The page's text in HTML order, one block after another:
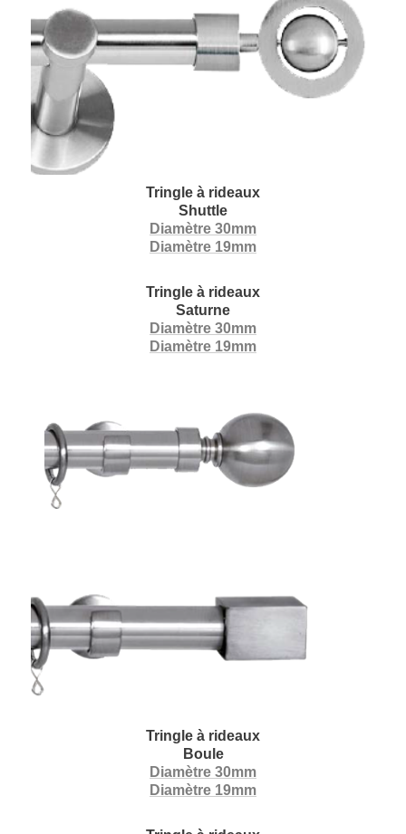
Tringle à rideaux
Shuttle
Diamètre 30mm
Diamètre 19mm
Tringle à rideaux
Saturne
Diamètre 30mm
Diamètre 19mm
Tringle à rideaux
Boule
Diamètre 30mm
Diamètre 19mm